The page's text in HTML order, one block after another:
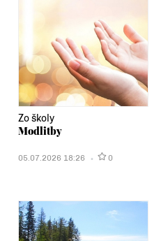
Zo školy
Modlitby
05.07.2026 18:26 0